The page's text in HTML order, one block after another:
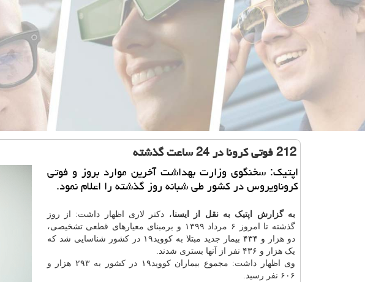
212 فوتی كرونا در 24 ساعت گذشته
اپتیك: سخنگوی وزارت بهداشت آخرین موارد بروز و فوتی
كروناویروس در كشور طی شبانه روز گذشته را اعلام نمود.
به گزارش اپتیک به نقل از ایسنا، دکتر لاری اظهار داشت: از روز
گذشته تا امروز ۶ مرداد ۱۳۹۹ و برمبنای معیارهای قطعی تشخیصی،
دو هزار و ۴۳۴ بیمار جدید مبتلا به کووید۱۹ در کشور شناسایی شد که
یک هزار و ۴۳۶ نفر از آنها بستری شدند.
وی اظهار داشت: مجموع بیماران کووید۱۹ در کشور به ۲۹۳ هزار و
۶۰۶ نفر رسید.